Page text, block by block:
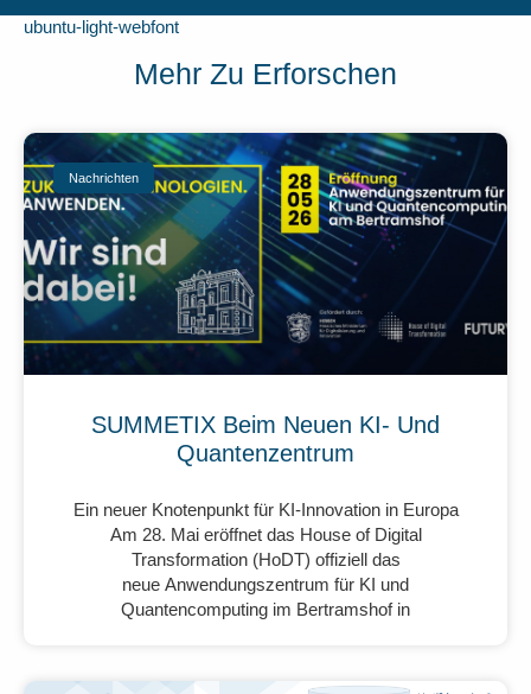
ubuntu-light-webfont
Mehr Zu Erforschen
Nachrichten
SUMMETIX Beim Neuen KI- Und
Quantenzentrum
Ein neuer Knotenpunkt für KI-Innovation in Europa
Am 28. Mai eröffnet das House of Digital
Transformation (HoDT) offiziell das
neue Anwendungszentrum für KI und
Quantencomputing im Bertramshof in